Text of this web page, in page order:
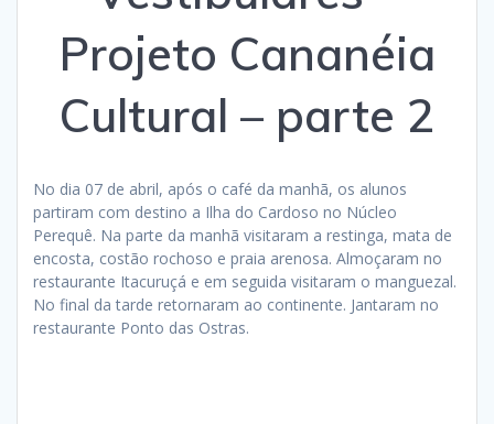
Projeto Cananéia
Cultural – parte 2
No dia 07 de abril, após o café da manhã, os alunos
partiram com destino a Ilha do Cardoso no Núcleo
Perequê. Na parte da manhã visitaram a restinga, mata de
encosta, costão rochoso e praia arenosa. Almoçaram no
restaurante Itacuruçá e em seguida visitaram o manguezal.
No final da tarde retornaram ao continente. Jantaram no
restaurante Ponto das Ostras.